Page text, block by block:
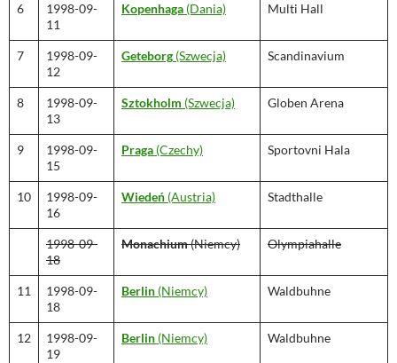
6
1998-09-
11
Kopenhaga (Dania) Multi Hall
7
1998-09-
12
Geteborg (Szwecja) Scandinavium
8
1998-09-
13
Sztokholm (Szwecja) Globen Arena
9
1998-09-
15
Praga (Czechy) Sportovni Hala
10
1998-09-
16
Wiedeń (Austria) Stadthalle
1998-09-
18
Monachium(Niemcy) Olympiahalle
11
1998-09-
18
Berlin (Niemcy) Waldbuhne
12
1998-09-
19
Berlin (Niemcy) Waldbuhne